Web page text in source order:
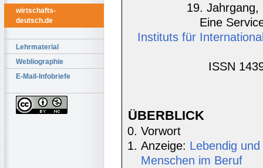
wirtschafts-
deutsch.de
Lehrmaterial
Webliographie
E-Mail-Infobriefe
19. Jahrgang,
Eine
Instituts für
ISSN
ÜBERBLICK
Vorwort
Anzeige: Lebendig
Menschen im Beruf